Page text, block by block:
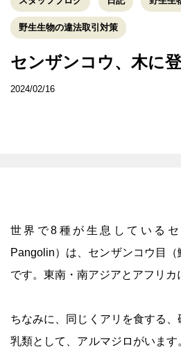
野生生物の違法取引対策
センザンコウ、木に
2024/02/16
世界で8種が生息している
Pangolin）は、センザンコウ目
です。東南・南アジアとアフリカ
ちなみに、同じくアリを食する
乳類として、アルマジロがいま